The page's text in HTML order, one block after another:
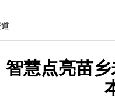
智慧点亮苗